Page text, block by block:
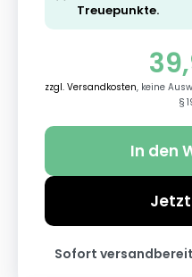
Treuepunkte.
zzgl. Versandkosten, keine
§
In den
Sofort